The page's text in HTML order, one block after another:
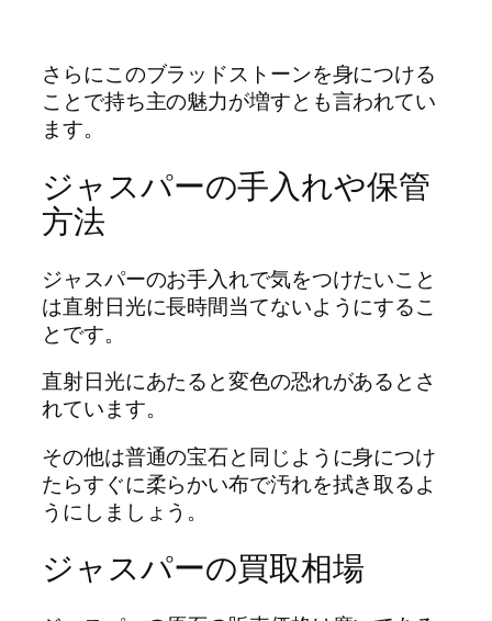
さらにこのブラッドストーンを身につける
ことで持ち主の魅力が増すとも言われてい
ます。
ジャスパーの手入れや保管
方法
ジャスパーのお手入れで気をつけたいこと
は直射日光に長時間当てないようにするこ
とです。
直射日光にあたると変色の恐れがあるとさ
れています。
その他は普通の宝石と同じように身につけ
たらすぐに柔らかい布で汚れを拭き取るよ
うにしましょう。
ジャスパーの買取相場